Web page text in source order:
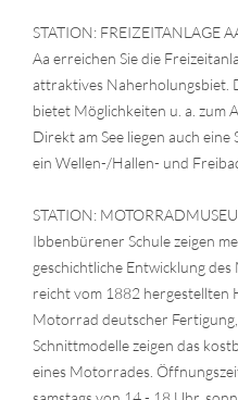
STATION: FREIZEITANLAGE
Aa erreichen Sie die
attraktives Naherholungsbiet.
bietet Möglichkeiten u. a. zum
Direkt am See liegen auch eine
ein Wellen-/Hallen- und
STATION:
Ibbenbürener Schule zeigen
geschichtliche Entwicklung
reicht vom 1882 hergestellten
Motorrad deutscher
Schnittmodelle zeigen das
eines Motorrades.